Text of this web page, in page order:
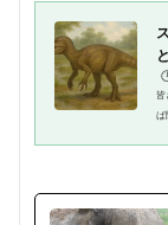
皆
ば